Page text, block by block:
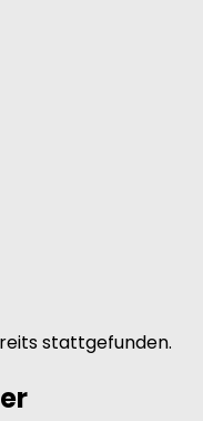
stattgefunden.